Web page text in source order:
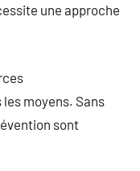
une approche
les moyens. Sans
sont